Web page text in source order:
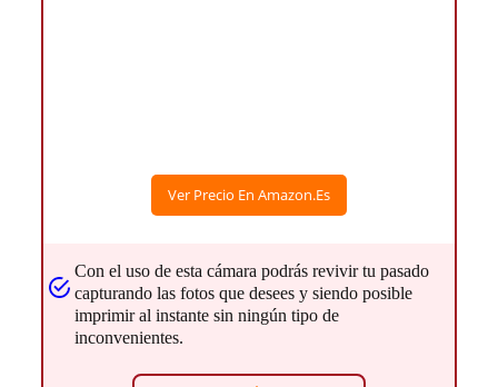
Ver Precio En Amazon.es
Con el uso de esta cámara podrás revivir tu pasado
capturando las fotos que desees y siendo posible
imprimir al instante sin ningún tipo de
inconvenientes.